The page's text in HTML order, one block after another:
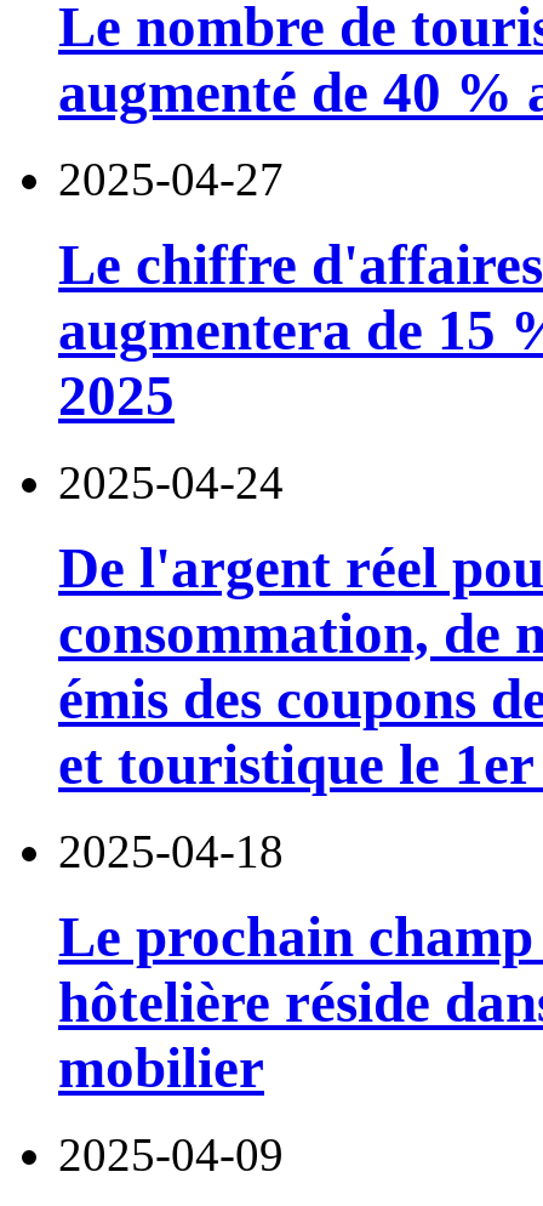
Le nombre de
augmenté de 40
2025-04-27
Le chiffre
augmentera de 15
2025
2025-04-24
De l'argent réel
consommation, de
émis des coupons
et touristique le
2025-04-18
Le prochain
hôtelière réside
mobilier
2025-04-09